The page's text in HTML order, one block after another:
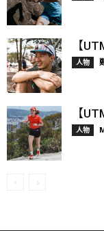
【
人物
【
人物